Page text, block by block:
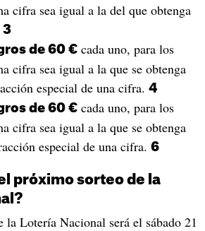
cifra sea igual a la del que obtenga
3
de 60 €cada uno, para los
cifra sea igual a la que se obtenga
especial de una cifra. 4
de 60 €cada uno, para los
cifra sea igual a la que se obtenga
especial de una cifra. 6
próximo sorteo de la
Lotería Nacional será el sábado 21